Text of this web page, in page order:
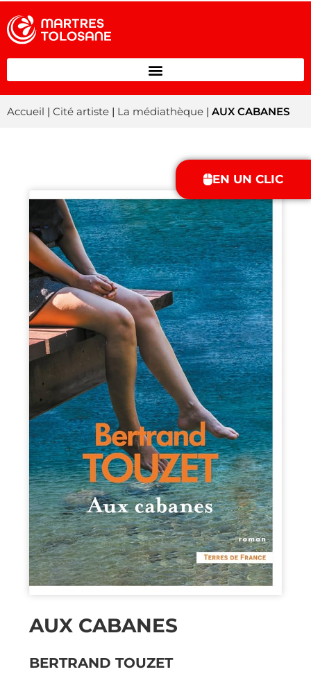
EN UN CLIC
Accueil | Cité artiste | La médiathèque | AUX CABANES
AUX CABANES
BERTRAND TOUZET